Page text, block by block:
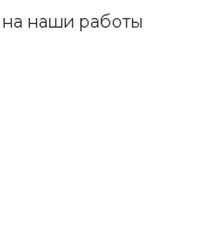
наши работы